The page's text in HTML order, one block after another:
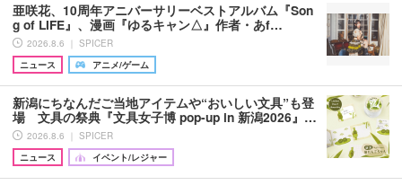
亜咲花、10周年アニバーサリーベストアルバム『Son
g of LIFE』、漫画『ゆるキャン△』作者・あf…
2026.8.6 ｜ SPICER
ニュース
アニメ/ゲーム
新潟にちなんだご当地アイテムや“おいしい文具”も登
場 文具の祭典『文具女子博 pop-up in 新潟2026』…
2026.8.6 ｜ SPICER
ニュース
イベント/レジャー